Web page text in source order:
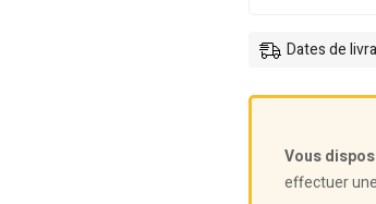
Dates de
Vous
effectuer